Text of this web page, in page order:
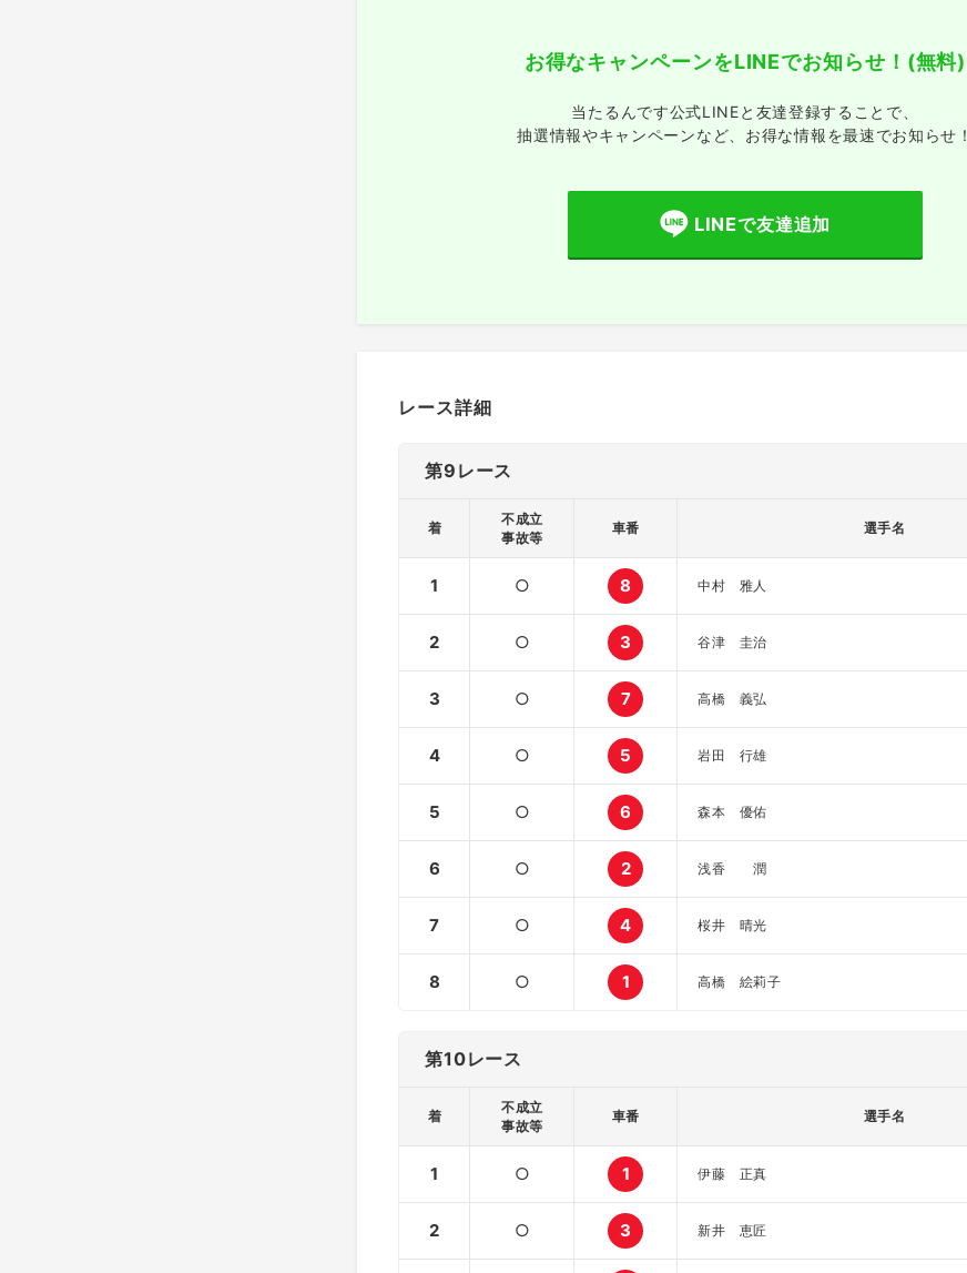
お得なキャンペーンをLINEでお知らせ！ (無料)
当たるんです公式LINEと友達登録することで、
抽選情報やキャンペーンなど、 お得な情報を最速でお知らせ！
LINEで友達追加
レース詳細
第9レース
着
不成立
事故等
車番 選手名
1 ○ 8 中村 雅人
2 ○ 3 谷津 圭治
3 ○ 7 高橋 義弘
4 ○ 5 岩田 行雄
5 ○ 6 森本 優佑
6 ○ 2 浅香 潤
7 ○ 4 桜井 晴光
8 ○ 1 高橋 絵莉子
第10レース
着
不成立
事故等
車番 選手名
1 ○ 1 伊藤 正真
2 ○ 3 新井 恵匠